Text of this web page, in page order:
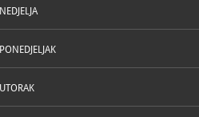
NEDJELJA
PONEDJELJAK
UTORAK